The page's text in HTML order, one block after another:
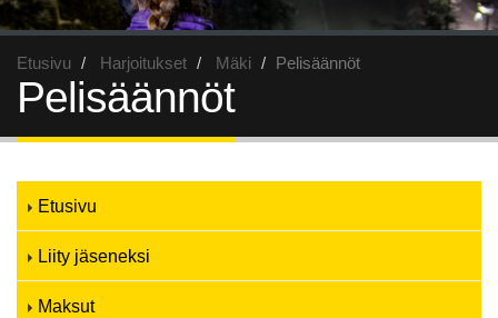
Etusivu Harjoitukset Mäki Pelisäännöt
Pelisäännöt
Etusivu
Liity jäseneksi
Maksut